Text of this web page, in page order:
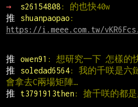
→
s26154808 : 的也快40w
推
shuanpaopao
https://i.meee.com.tw/
推 owen91 : 想研究一下 怎樣的
推
soledad6564: 我的千咲是六
會拿去C兩場矩陣…
推
t3791913then: 搶千咲的都是